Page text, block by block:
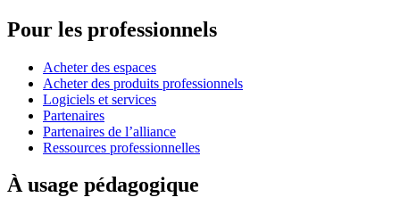
Pour les professionnels
Acheter des espaces
Acheter des produits professionnels
Logiciels et services
Partenaires
Partenaires de l’alliance
Ressources professionnelles
À usage pédagogique